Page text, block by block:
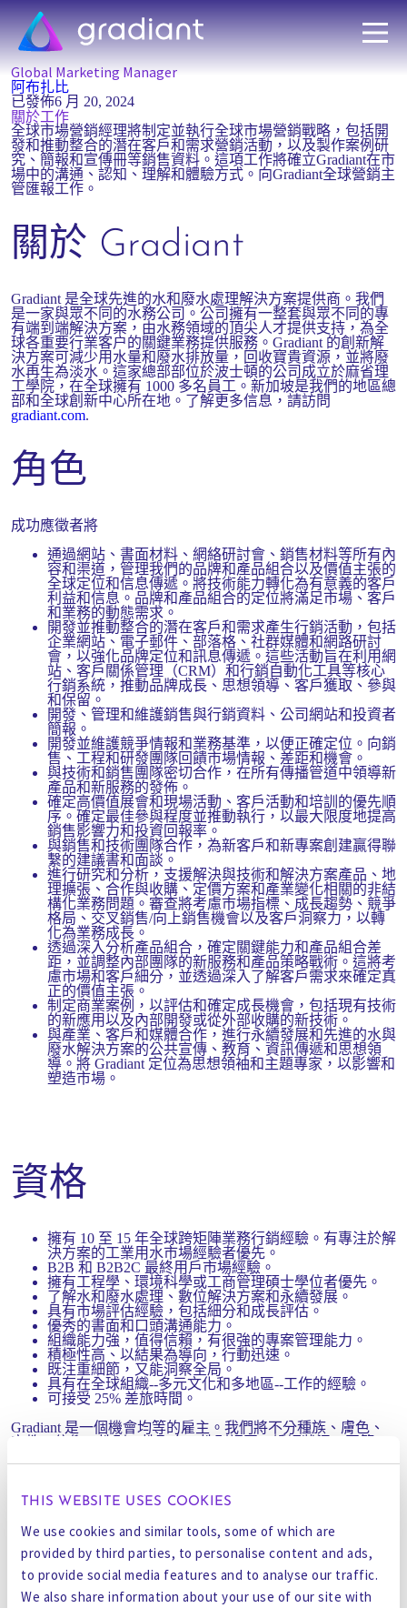
THIS WEBSITE USES COOKIES
We use cookies and similar tools, some of which are
provided by third parties, to personalise content and ads,
to provide social media features and to analyse our traffic.
We also share information about your use of our site with
Global Marketing Manager
阿布扎比
已發佈6 月 20, 2024
關於工作
全球市場營銷經理將制定並執行全球市場營銷戰略，包括開
發和推動整合的潛在客戶和需求營銷活動，以及製作案例研
究、簡報和宣傳冊等銷售資料。這項工作將確立Gradiant在市
場中的溝通、認知、理解和體驗方式。向Gradiant全球營銷主
管匯報工作。
關於 Gradiant
Gradiant 是全球先進的水和廢水處理解決方案提供商。我們
是一家與眾不同的水務公司。公司擁有一整套與眾不同的專
有端到端解決方案，由水務領域的頂尖人才提供支持，為全
球各重要行業客户的關鍵業務提供服務。Gradiant 的創新解
決方案可減少用水量和廢水排放量，回收寶貴資源，並將廢
水再生為淡水。這家總部部位於波士頓的公司成立於麻省理
工學院，在全球擁有 1000 多名員工。新加坡是我們的地區總
部和全球創新中心所在地。了解更多信息，請訪問
gradiant.com.
角色
成功應徵者將
通過網站、書面材料、網絡研討會、銷售材料等所有內
容和渠道，管理我們的品牌和產品組合以及價值主張的
全球定位和信息傳遞。將技術能力轉化為有意義的客戶
利益和信息。品牌和產品組合的定位將滿足市場、客戶
和業務的動態需求。
開發並推動整合的潛在客戶和需求產生行銷活動，包括
企業網站、電子郵件、部落格、社群媒體和網路研討
會，以強化品牌定位和訊息傳遞。這些活動旨在利用網
站、客戶關係管理（CRM）和行銷自動化工具等核心
行銷系統，推動品牌成長、思想領導、客戶獲取、參與
和保留。
開發、管理和維護銷售與行銷資料、公司網站和投資者
簡報。
開發並維護競爭情報和業務基準，以便正確定位。向銷
售、工程和研發團隊回饋市場情報、差距和機會。
與技術和銷售團隊密切合作，在所有傳播管道中領導新
產品和新服務的發佈。
確定高價值展會和現場活動、客戶活動和培訓的優先順
序。確定最佳參與程度並推動執行，以最大限度地提高
銷售影響力和投資回報率。
與銷售和技術團隊合作，為新客戶和新專案創建贏得聯
繫的建議書和面談。
進行研究和分析，支援解決與技術和解決方案產品、地
理擴張、合作與收購、定價方案和產業變化相關的非結
構化業務問題。審查將考慮市場指標、成長趨勢、競爭
格局、交叉銷售/向上銷售機會以及客戶洞察力，以轉
化為業務成長。
透過深入分析產品組合，確定關鍵能力和產品組合差
距，並調整內部團隊的新服務和產品策略戰術。這將考
慮市場和客戶細分，並透過深入了解客戶需求來確定真
正的價值主張。
制定商業案例，以評估和確定成長機會，包括現有技術
的新應用以及內部開發或從外部收購的新技術。
與產業、客戶和媒體合作，進行永續發展和先進的水與
廢水解決方案的公共宣傳、教育、資訊傳遞和思想領
導。將 Gradiant 定位為思想領袖和主題專家，以影響和
塑造市場。
資格
擁有 10 至 15 年全球跨矩陣業務行銷經驗。有專注於解
決方案的工業用水市場經驗者優先。
B2B 和 B2B2C 最終用戶市場經驗。
擁有工程學、環境科學或工商管理碩士學位者優先。
了解水和廢水處理、數位解決方案和永續發展。
具有市場評估經驗，包括細分和成長評估。
優秀的書面和口頭溝通能力。
組織能力強，值得信賴，有很強的專案管理能力。
積極性高、以結果為導向，行動迅速。
既注重細節，又能洞察全局。
具有在全球組織--多元文化和多地區--工作的經驗。
可接受 25% 差旅時間。
Gradiant 是一個機會均等的雇主。我們將不分種族、膚色、
宗教、信仰、性別、性取向、性別認同、婚姻狀況、國籍、
全名*
電子郵件地址*